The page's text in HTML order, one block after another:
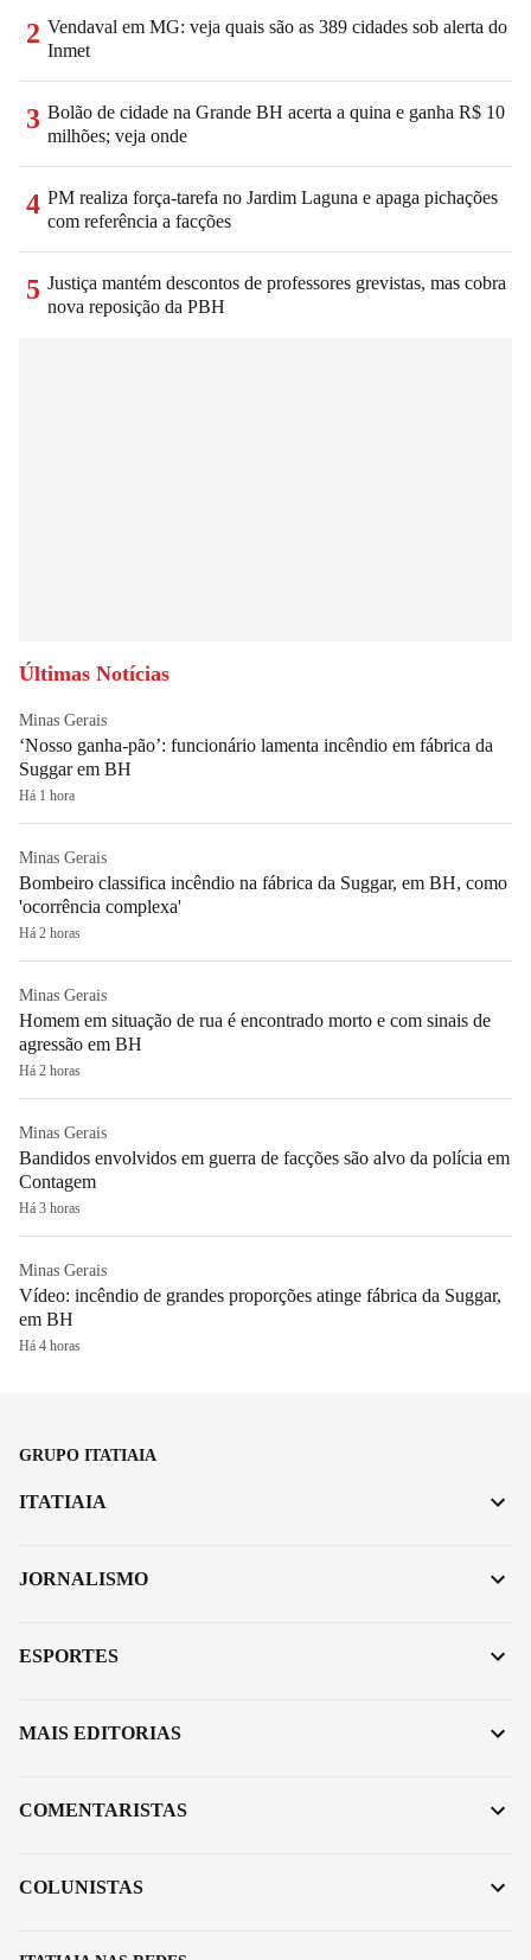
2 Vendaval em MG: veja quais são as 389 cidades sob alerta do
Inmet
3 Bolão de cidade na Grande BH acerta a quina e ganha R$ 10
milhões; veja onde
4 PM realiza força-tarefa no Jardim Laguna e apaga pichações
com referência a facções
5 Justiça mantém descontos de professores grevistas, mas cobra
nova reposição da PBH
Últimas Notícias
Minas Gerais
‘Nosso ganha-pão’: funcionário lamenta incêndio em fábrica da
Suggar em BH
Há 1 hora
Minas Gerais
Bombeiro classifica incêndio na fábrica da Suggar, em BH, como
'ocorrência complexa'
Há 2 horas
Minas Gerais
Homem em situação de rua é encontrado morto e com sinais de
agressão em BH
Há 2 horas
Minas Gerais
Bandidos envolvidos em guerra de facções são alvo da polícia em
Contagem
Há 3 horas
Minas Gerais
Vídeo: incêndio de grandes proporções atinge fábrica da Suggar,
em BH
Há 4 horas
GRUPO ITATIAIA
ITATIAIA
JORNALISMO
ESPORTES
MAIS EDITORIAS
COMENTARISTAS
COLUNISTAS